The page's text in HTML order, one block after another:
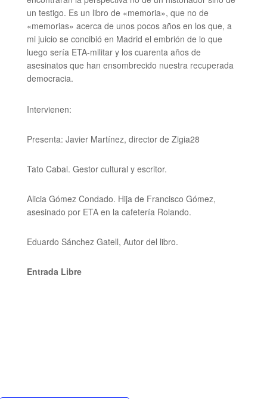
un testigo. Es un libro de «memoria», que no de
«memorias» acerca de unos pocos años en los que, a
mi juicio se concibió en Madrid el embrión de lo que
luego sería ETA-militar y los cuarenta años de
asesinatos que han ensombrecido nuestra recuperada
democracia.
Intervienen:
Presenta: Javier Martínez, director de Zigia28
Tato Cabal. Gestor cultural y escritor.
Alicia Gómez Condado. Hija de Francisco Gómez,
asesinado por ETA en la cafetería Rolando.
Eduardo Sánchez Gatell, Autor del libro.
Entrada Libre